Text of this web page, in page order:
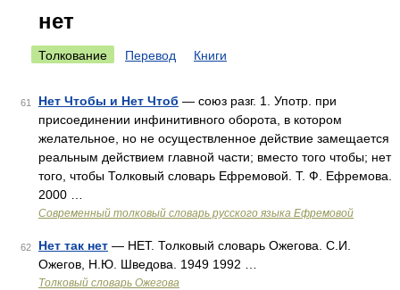
нет
Толкование Перевод Книги
61 Нет Чтобы и Нет Чтоб — союз разг. 1. Употр. при
присоединении инфинитивного оборота, в котором
желательное, но не осуществленное действие замещается
реальным действием главной части; вместо того чтобы; нет
того, чтобы Толковый словарь Ефремовой. Т. Ф. Ефремова.
2000 …
Современный толковый словарь русского языка Ефремовой
62 Нет так нет — НЕТ. Толковый словарь Ожегова. С.И.
Ожегов, Н.Ю. Шведова. 1949 1992 …
Толковый словарь Ожегова